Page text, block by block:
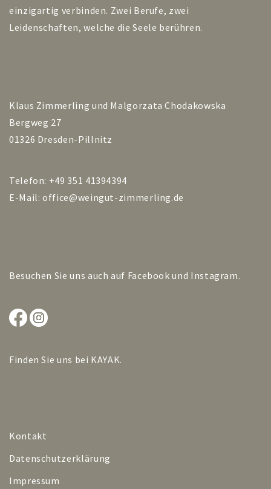
einzigartig verbinden. Zwei Berufe, zwei
Leidenschaften, welche die Seele berühren.
Klaus Zimmerling und Malgorzata Chodakowska
Bergweg 27
01326 Dresden-Pillnitz
Telefon: +49 351 41394394
E-Mail:office@weingut-zimmerling.de
Besuchen Sie uns auch auf Facebook und Instagram.
Finden Sie uns bei KAYAK.
Kontakt
Datenschutzerklärung
Impressum